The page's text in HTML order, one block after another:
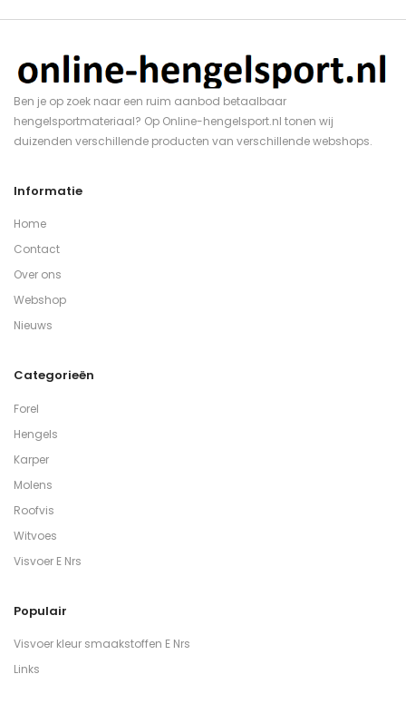
Ben je op zoek naar een ruim aanbod betaalbaar
hengelsportmateriaal? Op Online-hengelsport.nl tonen wij
duizenden verschillende producten van verschillende webshops.
Informatie
Home
Contact
Over ons
Webshop
Nieuws
Categorieën
Forel
Hengels
Karper
Molens
Roofvis
Witvoes
Visvoer E Nrs
Populair
Visvoer kleur smaakstoffen E Nrs
Links